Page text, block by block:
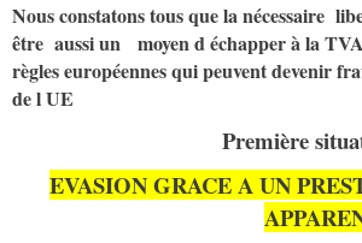
Nous constatons tous que la nécessaire
être aussi un moyen d échapper à la
règles européennes qui peuvent devenir
de l UE
Première
EVASION GRACE A UN